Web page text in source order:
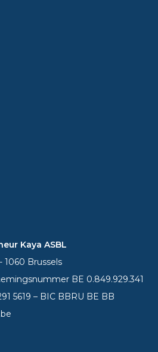
Kaya ASBL
1060 Brussels
BE 0.849.929.341
5619 – BIC BBRU BE BB